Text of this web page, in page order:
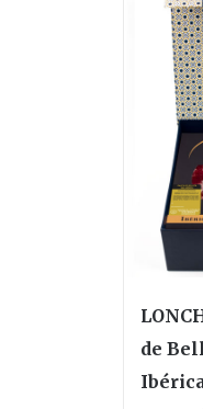
de